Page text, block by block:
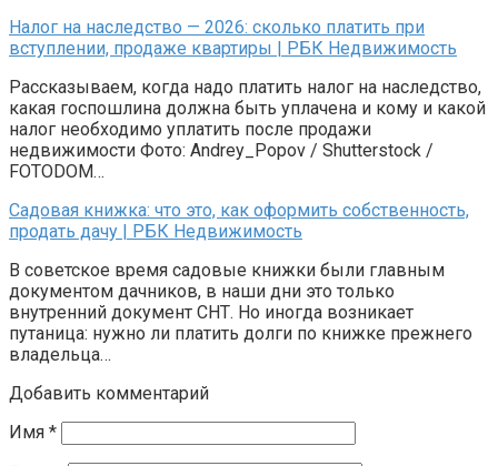
Налог на наследство — 2026: сколько платить при
вступлении, продаже квартиры | РБК Недвижимость
Рассказываем, когда надо платить налог на наследство,
какая госпошлина должна быть уплачена и кому и какой
налог необходимо уплатить после продажи
недвижимости Фото: Andrey_Popov / Shutterstock /
FOTODOM…
Садовая книжка: что это, как оформить собственность,
продать дачу | РБК Недвижимость
В советское время садовые книжки были главным
документом дачников, в наши дни это только
внутренний документ СНТ. Но иногда возникает
путаница: нужно ли платить долги по книжке прежнего
владельца…
Добавить комментарий
Имя *